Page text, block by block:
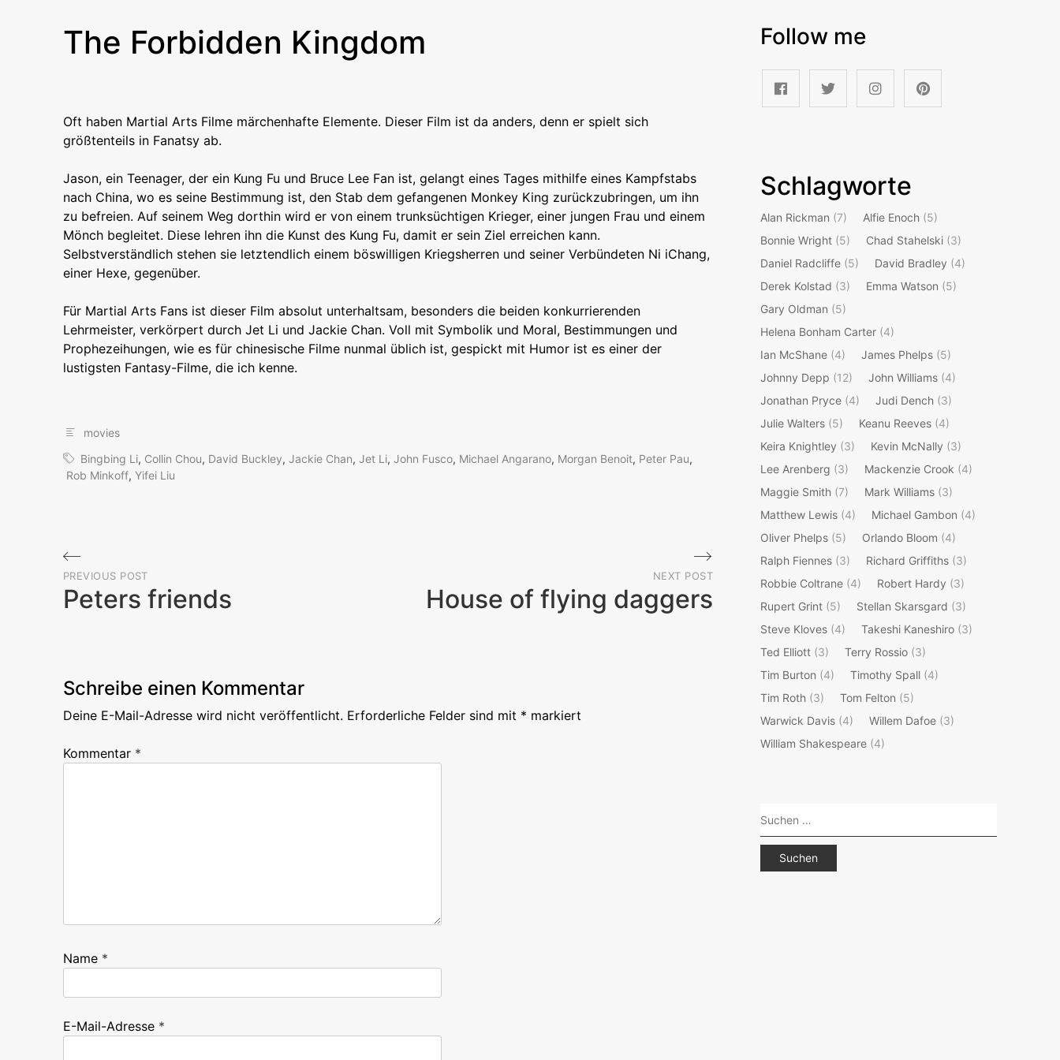
The Forbidden Kingdom
Oft haben Martial Arts Filme märchenhafte Elemente. Dieser Film ist da anders, denn er spielt sich
größtenteils in Fanatsy ab.
Jason, ein Teenager, der ein Kung Fu und Bruce Lee Fan ist, gelangt eines Tages mithilfe eines Kampfstabs
nach China, wo es seine Bestimmung ist, den Stab dem gefangenen Monkey King zurückzubringen, um ihn
zu befreien. Auf seinem Weg dorthin wird er von einem trunksüchtigen Krieger, einer jungen Frau und einem
Mönch begleitet. Diese lehren ihn die Kunst des Kung Fu, damit er sein Ziel erreichen kann.
Selbstverständlich stehen sie letztendlich einem böswilligen Kriegsherren und seiner Verbündeten Ni iChang,
einer Hexe, gegenüber.
Für Martial Arts Fans ist dieser Film absolut unterhaltsam, besonders die beiden konkurrierenden
Lehrmeister, verkörpert durch Jet Li und Jackie Chan. Voll mit Symbolik und Moral, Bestimmungen und
Prophezeihungen, wie es für chinesische Filme nunmal üblich ist, gespickt mit Humor ist es einer der
lustigsten Fantasy-Filme, die ich kenne.
movies
Bingbing Li, Collin Chou, David Buckley, Jackie Chan, Jet Li, John Fusco, Michael Angarano, Morgan Benoit, Peter Pau,
Rob Minkoff, Yifei Liu
Beitragsnavigation
PREVIOUS POST
Peters friends
NEXT POST
House of flying daggers
Schreibe einen Kommentar
Deine E-Mail-Adresse wird nicht veröffentlicht. Erforderliche Felder sind mit * markiert
Kommentar *
Name *
E-Mail-Adresse *
Follow me
Schlagworte
Alan Rickman (7) Alfie Enoch (5)
Bonnie Wright (5) Chad Stahelski (3)
Daniel Radcliffe (5) David Bradley (4)
Derek Kolstad (3) Emma Watson (5)
Gary Oldman (5)
Helena Bonham Carter (4)
Ian McShane (4) James Phelps (5)
Johnny Depp (12) John Williams (4)
Jonathan Pryce (4) Judi Dench (3)
Julie Walters (5) Keanu Reeves (4)
Keira Knightley (3) Kevin McNally (3)
Lee Arenberg (3) Mackenzie Crook (4)
Maggie Smith (7) Mark Williams (3)
Matthew Lewis (4) Michael Gambon (4)
Oliver Phelps (5) Orlando Bloom (4)
Ralph Fiennes (3) Richard Griffiths (3)
Robbie Coltrane (4) Robert Hardy (3)
Rupert Grint (5) Stellan Skarsgard (3)
Steve Kloves (4) Takeshi Kaneshiro (3)
Ted Elliott (3) Terry Rossio (3)
Tim Burton (4) Timothy Spall (4)
Tim Roth (3) Tom Felton (5)
Warwick Davis (4) Willem Dafoe (3)
William Shakespeare (4)
Suchen